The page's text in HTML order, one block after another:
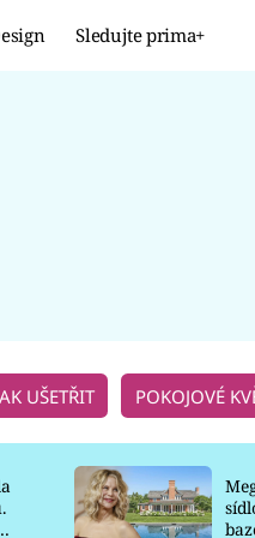
Sledujte prima+
UŠETŘIT POKOJOVÉ